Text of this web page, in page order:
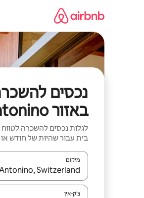
נכסים
באזור Sant'Antonino
לגלות נכסים להשכרה
בית עבור שהיות של חודש או
מיקום
כאשר התוצאות יהיו
צ'ק-אין